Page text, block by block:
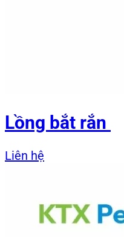
Lồng bắt rắn
Liên hệ